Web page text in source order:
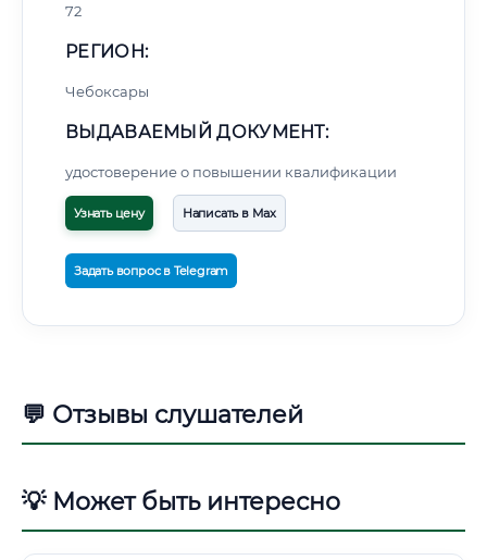
72
РЕГИОН:
Чебоксары
ВЫДАВАЕМЫЙ ДОКУМЕНТ:
удостоверение о повышении квалификации
Узнать цену Написать в Max
Задать вопрос в Telegram
💬 Отзывы слушателей
💡 Может быть интересно